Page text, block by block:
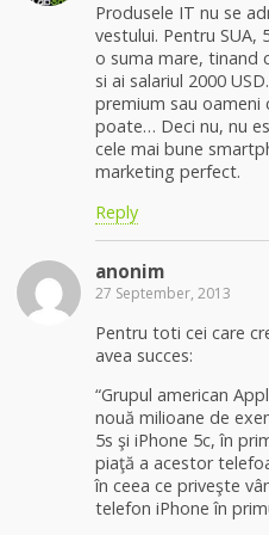
Produsele IT nu se
vestului. Pentru SUA,
o suma mare, tinand
si ai salariul 2000
premium sau oameni
poate… Deci nu, nu
cele mai bune
marketing perfect.
Reply
anonim
27 September, 2013
Pentru toti cei care
avea succes:
“Grupul american
nouă milioane de
5s şi iPhone 5c, în
piaţă a acestor
în ceea ce priveşte
telefon iPhone în